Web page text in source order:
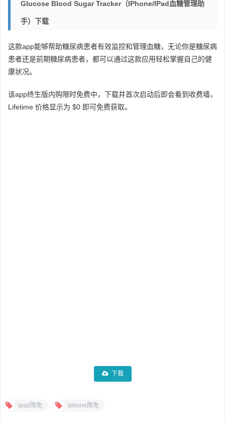
Glucose Blood Sugar Tracker（iPhone/iPad血糖管理助
手）下载
这款app能够帮助糖尿病患者有效监控和管理血糖，无论你是糖尿病
患者还是前期糖尿病患者，都可以通过这款应用轻松掌握自己的健
康状况。
该app终生版内购限时免费中，下载并首次启动后即会看到收费墙，
Lifetime 价格显示为 $0 即可免费获取。
下载
ipad限免 iphone限免